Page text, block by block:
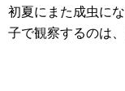
初夏にまた成虫に
子で観察するのは